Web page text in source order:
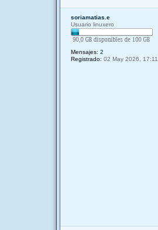
soriamatias.e
Usuario linuxero
Mensajes: 2
Registrado: 02 May 2026, 17:11